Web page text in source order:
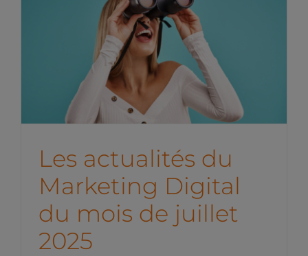
Les actualités du
Marketing Digital du mois
de juillet 2025
News de l'équipe
Les actualités du
Marketing Digital
du mois de juillet
2025